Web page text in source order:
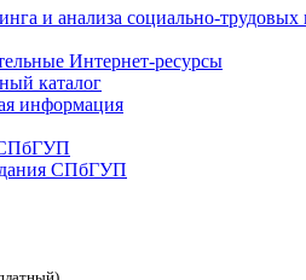
и анализа социально-трудовых
Интернет-ресурсы
каталог
информация
СПбГУП